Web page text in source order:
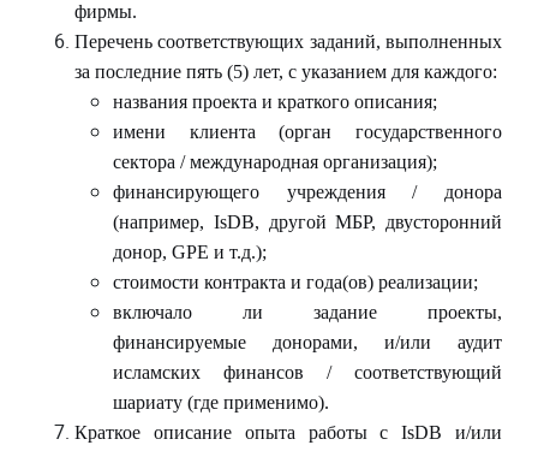
фирмы.
Перечень соответствующих заданий, выполненных
за последние пять (5) лет, с указанием для каждого:
названия проекта и краткого описания;
имени клиента (орган государственного
сектора / международная организация);
финансирующего учреждения / донора
(например, IsDB, другой МБР, двусторонний
донор, GPE и т.д.);
стоимости контракта и года(ов) реализации;
включало ли задание проекты,
финансируемые донорами, и/или аудит
исламских финансов / соответствующий
шариату (где применимо).
Краткое описание опыта работы сIsDB и/или